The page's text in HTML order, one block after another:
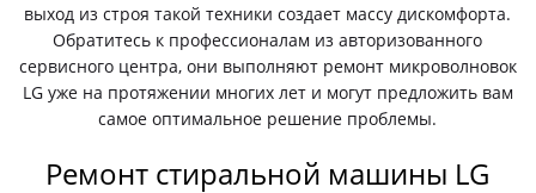
выход из строя такой техники создает массу дискомфорта.
Обратитесь к профессионалам из авторизованного
сервисного центра, они выполняют ремонт микроволновок
LG уже на протяжении многих лет и могут предложить вам
самое оптимальное решение проблемы.
Ремонт стиральной машины LG